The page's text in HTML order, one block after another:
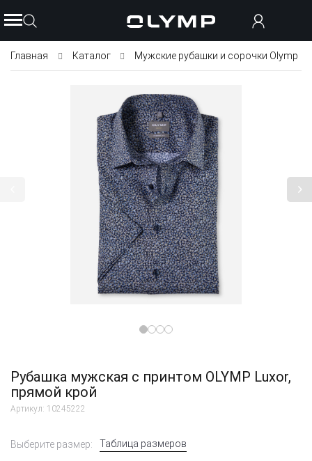
Главная Каталог Мужские рубашки и сорочки Olymp
Рубашка мужская с принтом OLYMP Luxor,
прямой крой
Артикул: 10245222
Выберите размер: Таблица размеров